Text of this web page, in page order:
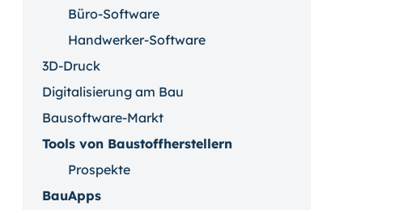
Büro-Software
Handwerker-Software
3D-Druck
Digitalisierung am Bau
Bausoftware-Markt
Tools von Baustoffherstellern
Prospekte
BauApps